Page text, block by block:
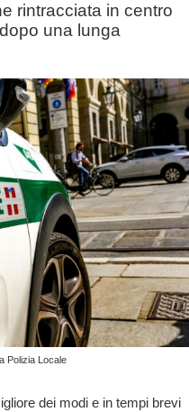
rintracciata in centro
una lunga
Polizia Locale
dei modi e in tempi brevi